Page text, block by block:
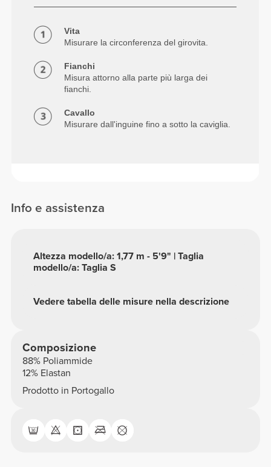
Vita
Misurare la circonferenza del girovita.
Fianchi
Misura attorno alla parte più larga dei
fianchi.
Cavallo
Misurare dall'inguine fino a sotto la caviglia.
Info e assistenza
Vedere tabella delle misure nella descrizione
Altezza modello/a: 1,77 m - 5'9" | Taglia
modello/a: Taglia S
Composizione
88% Poliammide
12% Elastan
Prodotto in Portogallo